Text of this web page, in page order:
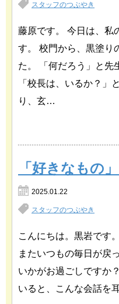
スタッフのつぶやき
藤原です。 今日は、私
す。 校門から、黒塗り
た。 「何だろう」と先
「校長は、いるか？」
り、玄…
「好きなもの
2025.01.22
スタッフのつぶやき
こんにちは。黒岩です
またいつもの毎日が戻
いかがお過ごしですか
いると、こんな会話を